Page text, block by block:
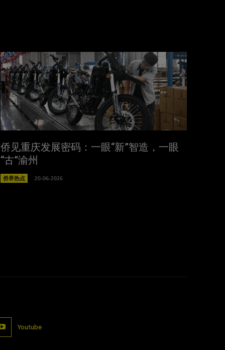
侨见重庆发展密码：一眼“新”智造，一眼
“古”渝州
侨界热点 20-06-2026
Youtube